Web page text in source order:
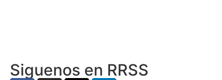
Siguenos en RRSS